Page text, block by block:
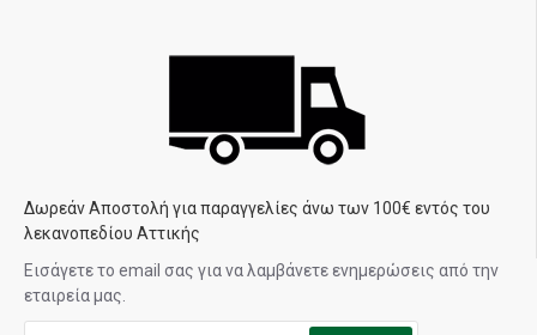
Δωρεάν Αποστολή για παραγγελίες άνω των 100€ εντός του
λεκανοπεδίου Αττικής
Εισάγετε το email σας για να λαμβάνετε ενημερώσεις από την
εταιρεία μας.